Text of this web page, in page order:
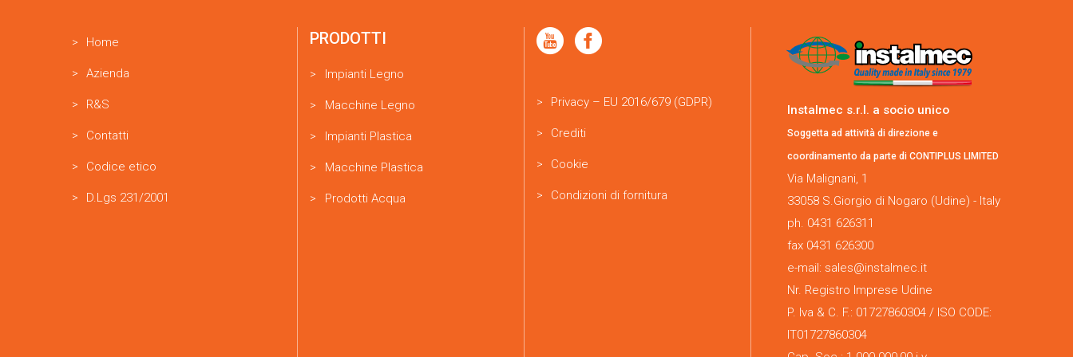
Home
Azienda
R&S
Contatti
Codice etico
D.Lgs 231/2001
PRODOTTI
Impianti Legno
Macchine Legno
Impianti Plastica
Macchine Plastica
Prodotti Acqua
Privacy – EU 2016/679 (GDPR)
Crediti
Cookie
Condizioni di fornitura
Instalmec s.r.l. a socio unico
Soggetta ad attività di direzione e
coordinamento da parte di CONTIPLUS LIMITED
Via Malignani, 1
33058 S.Giorgio di Nogaro (Udine) - Italy
ph. 0431 626311
fax 0431 626300
e-mail: sales@instalmec.it
Nr. Registro Imprese Udine
P. Iva & C. F.: 01727860304 / ISO CODE:
IT01727860304